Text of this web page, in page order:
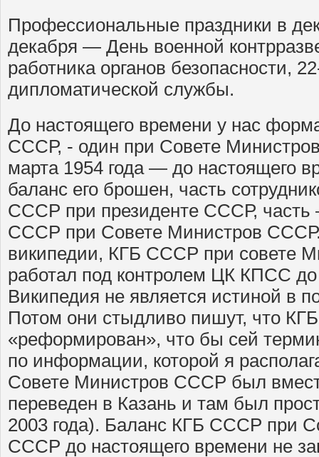
Профессиональные праздники в
декабря — День военной
работника органов безопасности,
дипломатической службы.
До настоящего времени у нас
СССР, - один при Совете
марта 1954 года — до настоящего
баланс его брошен, часть
СССР при президенте СССР, часть
СССР при Совете Министров
википедии, КГБ СССР при совете
работал под контролем ЦК КПСС до
Википедия не является истиной в
Потом они стыдливо пишут, что
«реформирован», что бы сей
по информации, которой я
Совете Министров СССР был
переведен в Казань и там был
2003 года). Баланс КГБ СССР при
СССР до настоящего времени не